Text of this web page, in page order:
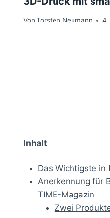
Von Torsten Neumann 4.
Inhalt
Das Wichtigste in
Anerkennung für
TIME-Magazin
Zwei